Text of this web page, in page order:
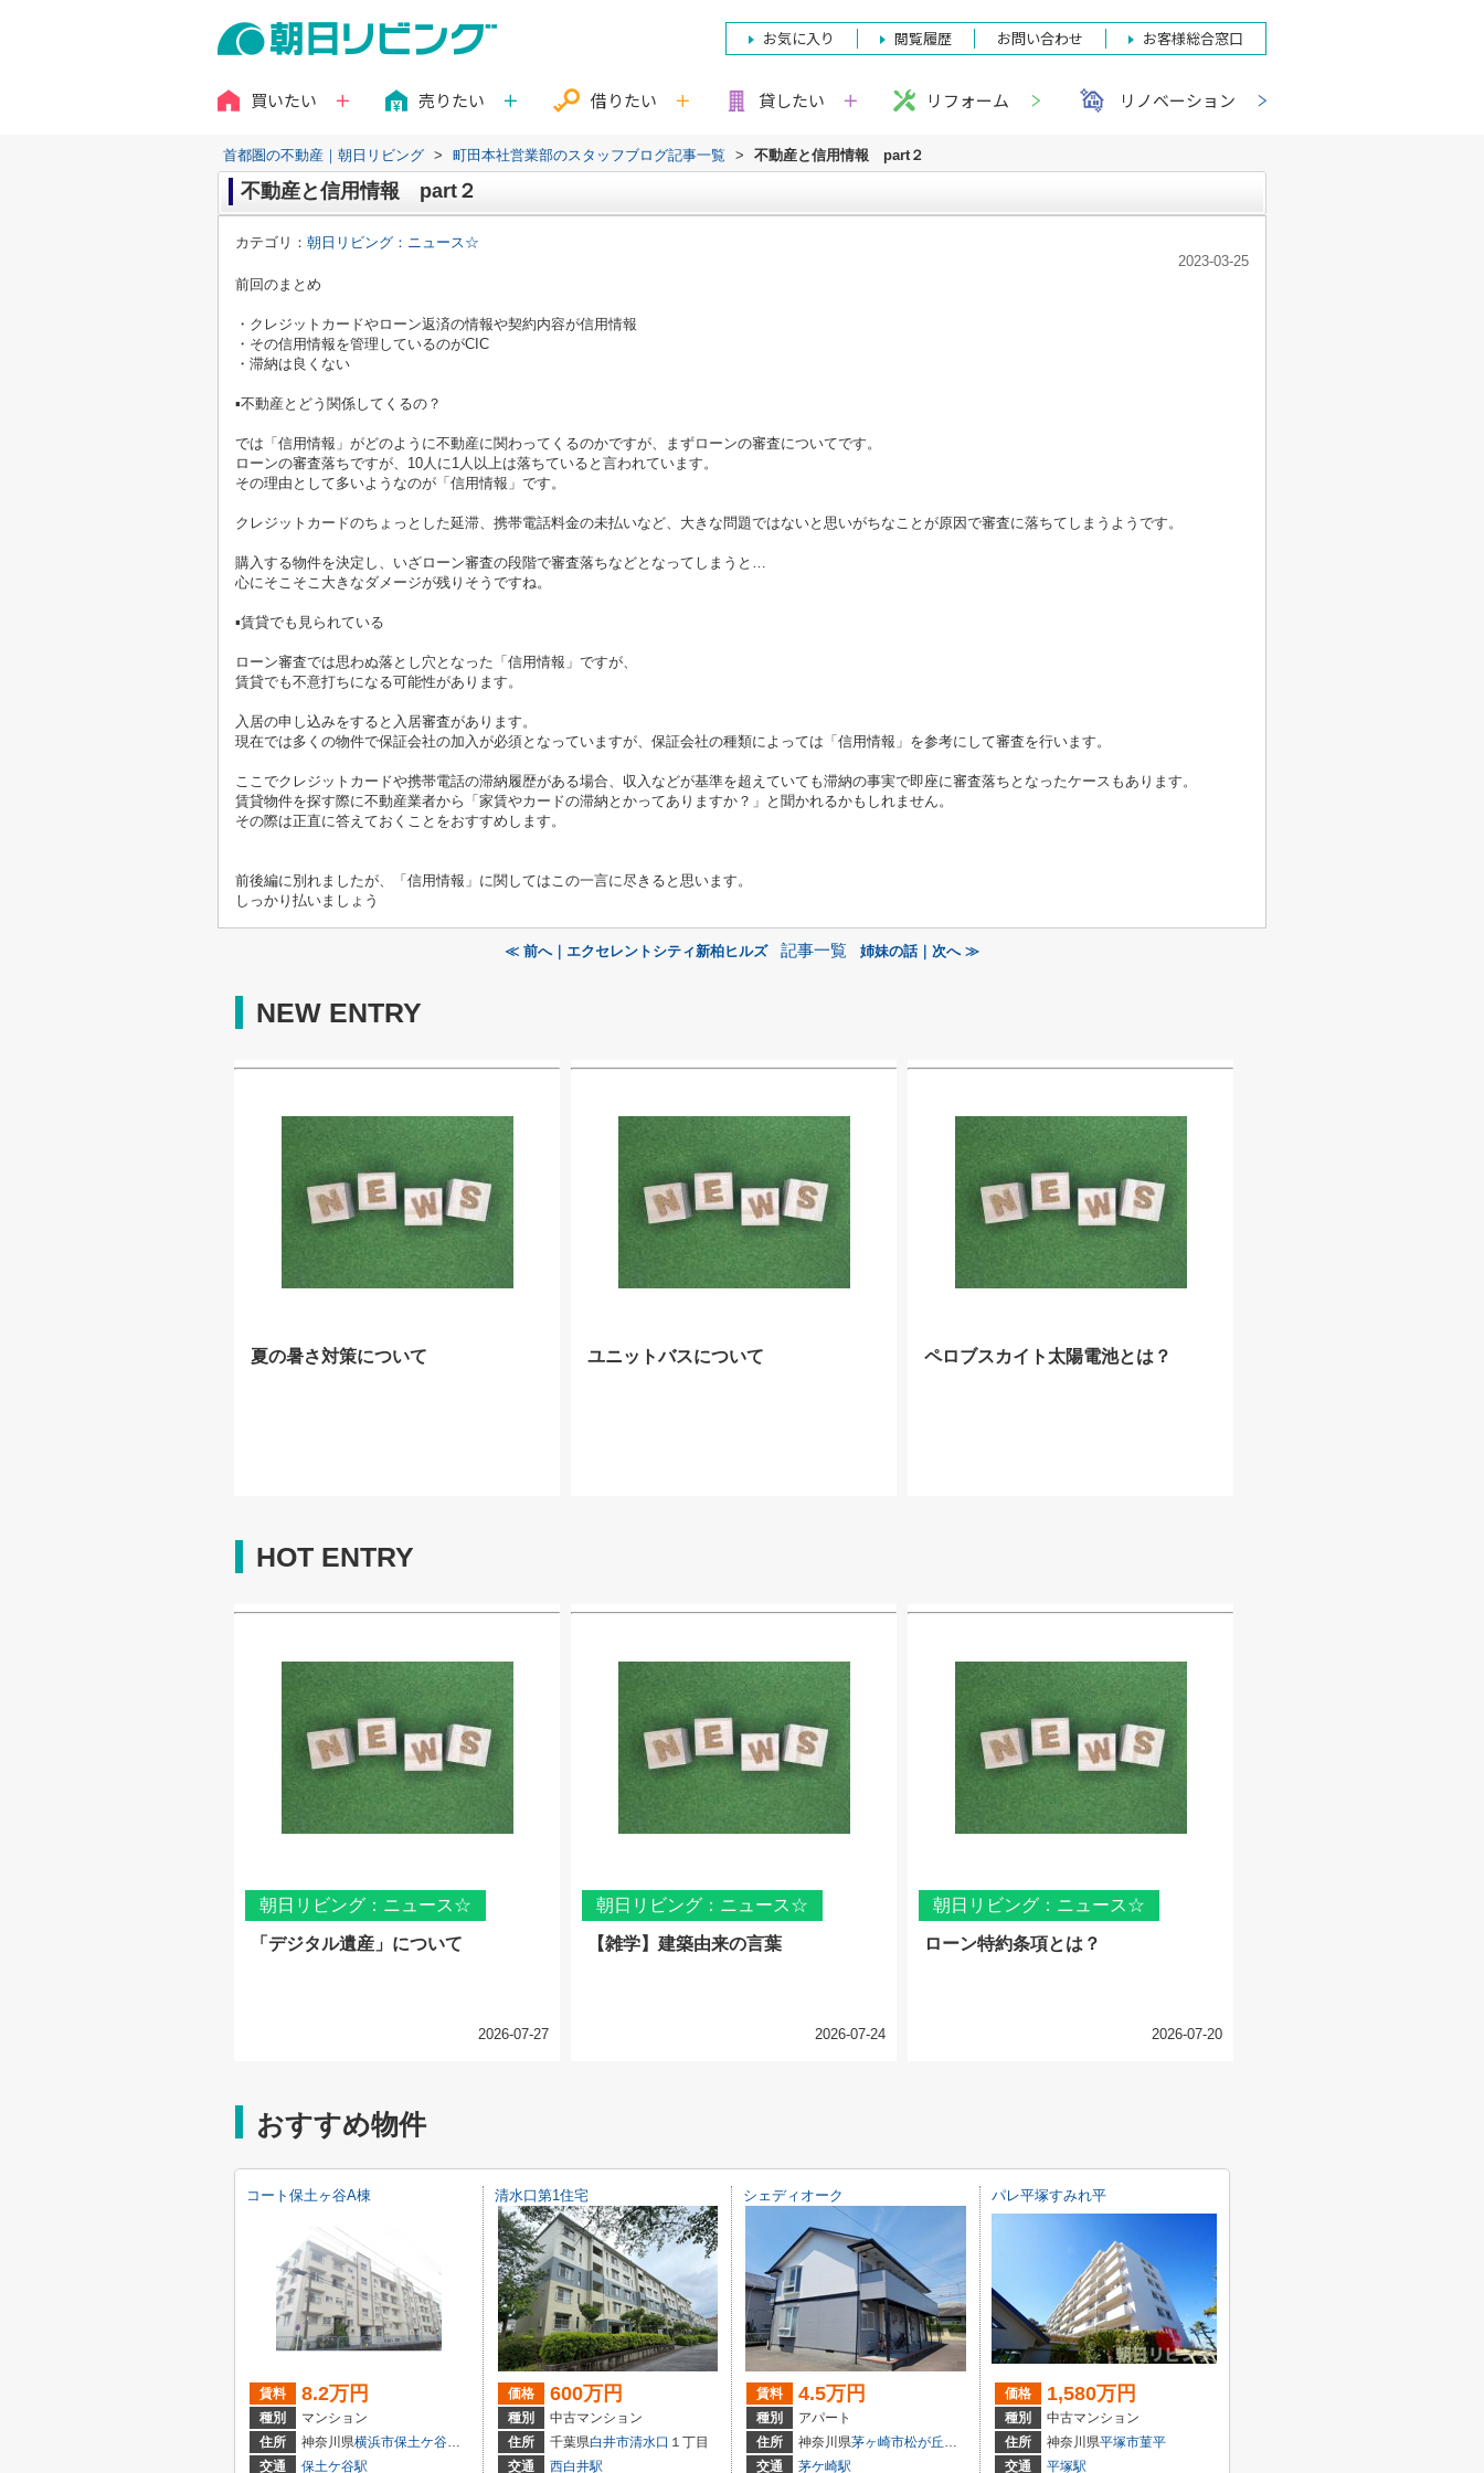
お気に入り 閲覧履歴 お問い合わせ お客様総合窓口
買いたい 売りたい 借りたい 貸したい リフォーム リノベーション
首都圏の不動産｜朝日リビング > 町田本社営業部のスタッフブログ記事一覧 > 不動産と信用情報 part２
不動産と信用情報 part２
カテゴリ： 朝日リビング：ニュース☆
2023-03-25
前回のまとめ
・クレジットカードやローン返済の情報や契約内容が信用情報
・その信用情報を管理しているのがCIC
・滞納は良くない
▪不動産とどう関係してくるの？
では「信用情報」がどのように不動産に関わってくるのかですが、まずローンの審査についてです。
ローンの審査落ちですが、 10人に1人以上は落ちていると言われています。
その理由として多いようなのが「信用情報」です。
クレジットカードのちょっとした延滞、携帯電話料金の未払いなど、大きな問題ではないと思いがちなことが原因で審査に落ちてしまうようです。
購入する物件を決定し、いざローン審査の段階で審査落ちなどとなってしまうと…
心にそこそこ大きなダメージが残りそうですね。
▪賃貸でも見られている
ローン審査では思わぬ落とし穴となった「信用情報」ですが、
賃貸でも不意打ちになる可能性があります。
入居の申し込みをすると入居審査があります。
現在では多くの物件で保証会社の加入が必須となっていますが、保証会社の種類によっては「信用情報」を参考にして審査を行います。
ここでクレジットカードや携帯電話の滞納履歴がある場合、収入などが基準を超えていても滞納の事実で即座に審査落ちとなったケースもあります。
賃貸物件を探す際に不動産業者から「家賃やカードの滞納とかってありますか？」と聞かれるかもしれません。
その際は正直に答えておくことをおすすめします。
前後編に別れましたが、「信用情報」に関してはこの一言に尽きると思います。
しっかり払いましょう
≪ 前へ｜エクセレントシティ新柏ヒルズ 記事一覧 姉妹の話｜次へ ≫
NEW ENTRY
夏の暑さ対策について ユニットバスについて ペロブスカイト太陽電池とは？
HOT ENTRY
朝日リビング：ニュース☆
「デジタル遺産」について
2026-07-27
朝日リビング：ニュース☆
【雑学】建築由来の言葉
2026-07-24
朝日リビング：ニュース☆
ローン特約条項とは？
2026-07-20
おすすめ物件
コート保土ヶ谷A棟
賃料 8.2万円
種別
マンション
住所
神奈川県横浜市保土ケ谷区 岩井町
397
交通
保土ケ谷駅
清水口第1住宅
価格 600万円
種別
中古マンション
住所
千葉県白井市清水口 １丁目
交通
西白井駅
シェディオーク
賃料 4.5万円
種別
アパート
住所
神奈川県茅ヶ崎市松が丘 ２丁目2-15
交通
茅ケ崎駅
パレ平塚すみれ平
価格 1,580万円
種別
中古マンション
住所
神奈川県平塚市菫平
交通
平塚駅